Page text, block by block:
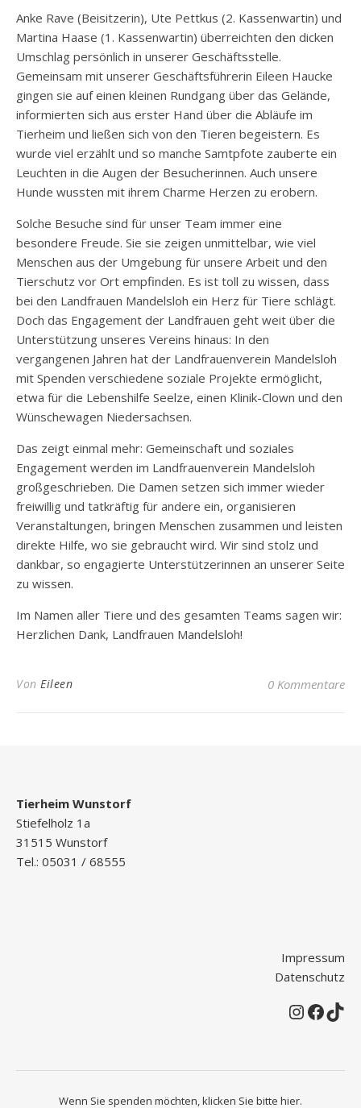
Anke Rave (Beisitzerin), Ute Pettkus (2. Kassenwartin) und
Martina Haase (1. Kassenwartin) überreichten den dicken
Umschlag persönlich in unserer Geschäftsstelle.
Gemeinsam mit unserer Geschäftsführerin Eileen Haucke
gingen sie auf einen kleinen Rundgang über das Gelände,
informierten sich aus erster Hand über die Abläufe im
Tierheim und ließen sich von den Tieren begeistern. Es
wurde viel erzählt und so manche Samtpfote zauberte ein
Leuchten in die Augen der Besucherinnen. Auch unsere
Hunde wussten mit ihrem Charme Herzen zu erobern.
Solche Besuche sind für unser Team immer eine
besondere Freude. Sie sie zeigen unmittelbar, wie viel
Menschen aus der Umgebung für unsere Arbeit und den
Tierschutz vor Ort empfinden. Es ist toll zu wissen, dass
bei den Landfrauen Mandelsloh ein Herz für Tiere schlägt.
Doch das Engagement der Landfrauen geht weit über die
Unterstützung unseres Vereins hinaus: In den
vergangenen Jahren hat der Landfrauenverein Mandelsloh
mit Spenden verschiedene soziale Projekte ermöglicht,
etwa für die Lebenshilfe Seelze, einen Klinik-Clown und den
Wünschewagen Niedersachsen.
Das zeigt einmal mehr: Gemeinschaft und soziales
Engagement werden im Landfrauenverein Mandelsloh
großgeschrieben. Die Damen setzen sich immer wieder
freiwillig und tatkräftig für andere ein, organisieren
Veranstaltungen, bringen Menschen zusammen und leisten
direkte Hilfe, wo sie gebraucht wird. Wir sind stolz und
dankbar, so engagierte Unterstützerinnen an unserer Seite
zu wissen.
Im Namen aller Tiere und des gesamten Teams sagen wir:
Herzlichen Dank, Landfrauen Mandelsloh!
Von Eileen 0 Kommentare
Tierheim Wunstorf
Stiefelholz 1a
31515 Wunstorf
Tel.: 05031 / 68555
Impressum
Datenschutz
Wenn Sie spenden möchten, klicken Sie bitte hier.